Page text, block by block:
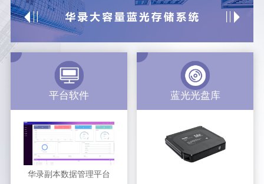
平台软件
华录副本数据管理平台
蓝光光盘库